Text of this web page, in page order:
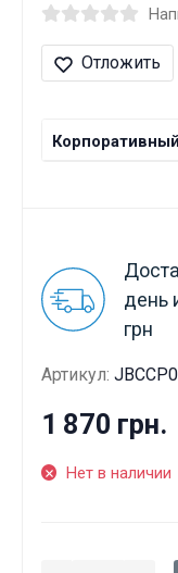
Отложить
день
грн
Артикул:
1 870 грн.
Нет в наличии